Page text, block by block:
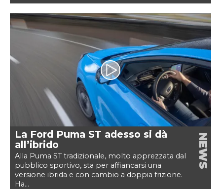
La Ford Puma ST adesso si dà
all’ibrido
Alla Puma ST tradizionale, molto apprezzata dal
pubblico sportivo, sta per affiancarsi una
versione ibrida e con cambio a doppia frizione.
Ha...
NEWS